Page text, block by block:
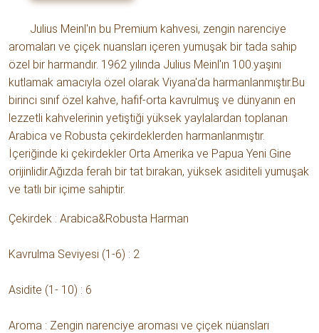
Julius Meinl'ın bu Premium kahvesi, zengin narenciye
aromaları ve çiçek nuansları içeren yumuşak bir tada sahip
özel bir harmandır. 1962 yılında Julius Meinl'ın 100.yaşını
kutlamak amacıyla özel olarak Viyana'da harmanlanmıştır.Bu
birinci sınıf özel kahve, hafif-orta kavrulmuş ve dünyanın en
lezzetli kahvelerinin yetiştiği yüksek yaylalardan toplanan
Arabica ve Robusta çekirdeklerden harmanlanmıştır.
İçeriğinde ki çekirdekler Orta Amerika ve Papua Yeni Gine
orijinlidir.Ağızda ferah bir tat bırakan, yüksek asiditeli yumuşak
ve tatlı bir içime sahiptir.
Çekirdek : Arabica&Robusta Harman
Kavrulma Seviyesi (1-6) : 2
Asidite (1- 10) : 6
Aroma : Zengin narenciye aroması ve çiçek nüansları